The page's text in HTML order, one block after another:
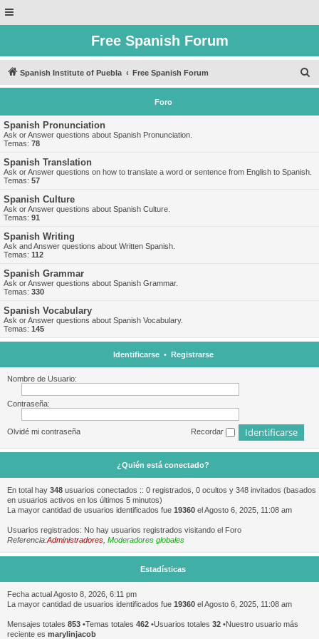
Free Spanish Forum
Spanish Institute of Puebla Free Spanish Forum
u
Foro
Spanish Pronunciation
Ask or Answer questions about Spanish Pronunciation.
Temas: 78
Spanish Translation
Ask or Answer questions on how to translate a word or sentence from English to Spanish.
Temas: 57
Spanish Culture
Ask or Answer questions about Spanish Culture.
Temas: 91
Spanish Writing
Ask and Answer questions about Written Spanish.
Temas: 112
Spanish Grammar
Ask or Answer questions about Spanish Grammar.
Temas: 330
Spanish Vocabulary
Ask or Answer questions about Spanish Vocabulary.
Temas: 145
Identificarse• Registrarse
Nombre de Usuario:
Contraseña:
Olvidé mi contraseña Recordar
¿Quién está conectado?
En total hay 348 usuarios conectados :: 0 registrados, 0 ocultos y 348 invitados (basados
en usuarios activos en los últimos 5 minutos)
La mayor cantidad de usuarios identificados fue 19360 el Agosto 6, 2025, 11:08 am
Usuarios registrados: No hay usuarios registrados visitando el Foro
Referencia:Administradores Moderadores globales
Estadísticas
Fecha actual Agosto 8, 2026, 6:11 pm
La mayor cantidad de usuarios identificados fue 19360 el Agosto 6, 2025, 11:08 am
Mensajes totales 853 •Temas totales 462 •Usuarios totales 32 •Nuestro usuario más
reciente es marylinjacob